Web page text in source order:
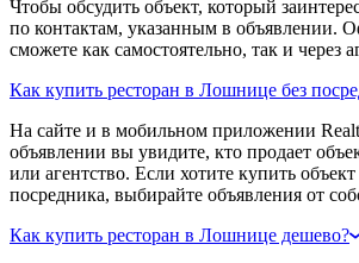
Чтобы обсудить объект, который
по контактам, указанным в объявлении.
сможете как самостоятельно, так и через
Как купить ресторан в Лошнице без
На сайте и в мобильном приложении
объявлении вы увидите, кто продает
или агентство. Если хотите купить
посредника, выбирайте объявления от
Как купить ресторан в Лошнице дешево?